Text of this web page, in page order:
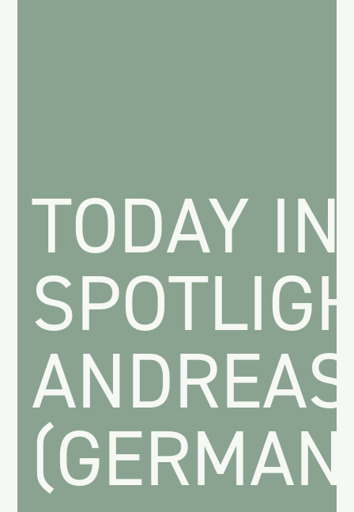
TODAY